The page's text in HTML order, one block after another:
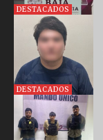
DESTACADOS
DESTACADOS